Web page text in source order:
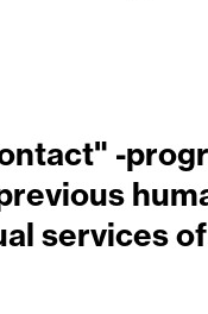
-
services